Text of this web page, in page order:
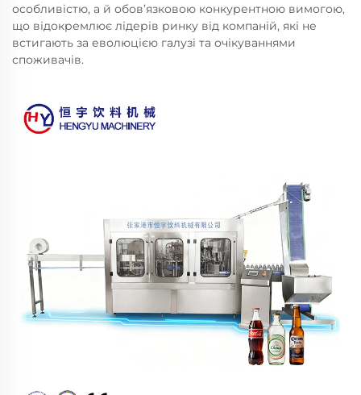
особливістю, а й обов’язковою конкурентною вимогою,
що відокремлює лідерів ринку від компаній, які не
встигають за еволюцією галузі та очікуваннями
споживачів.